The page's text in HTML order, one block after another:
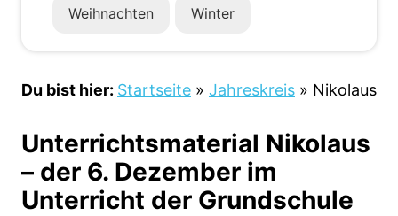
Weihnachten Winter
Du bist hier: Startseite » Jahreskreis » Nikolaus
Unterrichtsmaterial Nikolaus
– der 6. Dezember im
Unterricht der Grundschule